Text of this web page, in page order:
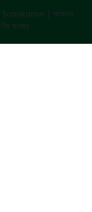
Somikoron | আমাদের
অপরাধ